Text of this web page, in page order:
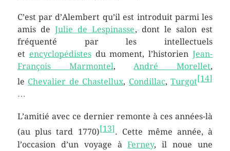
C’est par d’Alembert qu’il est introduit parmi les
amis deJulie de Lespinasse, dont le salon est
fréquenté par les intellectuels
et encyclopédistesdu moment, l’historienJean-
François Marmontel,André Morellet,
le Chevalier de Chastellux, Condillac,Turgot[14]
…
L’amitié avec ce dernier remonte à ces années-là
(au plus tard 1770)[13] . Cette même année, à
l’occasion d’un voyage àFerney, il noue une